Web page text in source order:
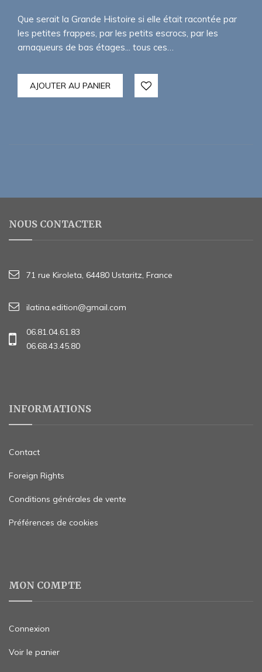
Que serait la Grande Histoire si elle était racontée par
les petites frappes, par les petits escrocs, par les
arnaqueurs de bas étages... tous ces…
AJOUTER AU PANIER
NOUS CONTACTER
71 rue Kiroleta, 64480 Ustaritz, France
ilatina.edition@gmail.com
06.81.04.61.83
06.68.43.45.80
INFORMATIONS
Contact
Foreign Rights
Conditions générales de vente
Préférences de cookies
MON COMPTE
Connexion
Voir le panier